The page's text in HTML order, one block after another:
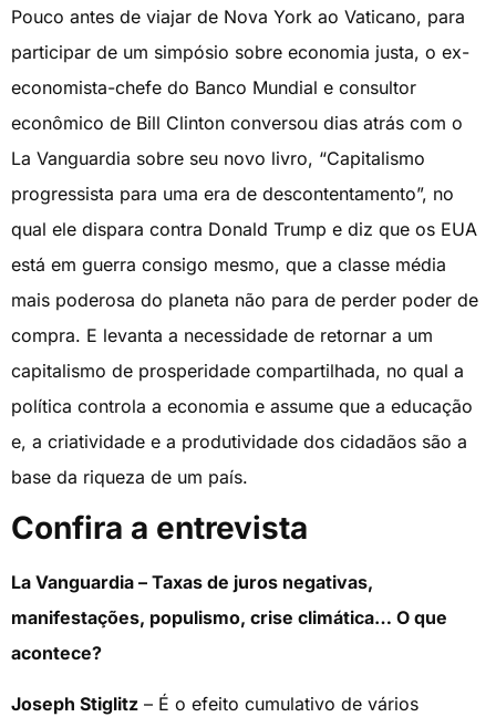
Pouco antes de viajar de Nova York ao Vaticano, para
participar de um simpósio sobre economia justa, o ex-
economista-chefe do Banco Mundial e consultor
econômico de Bill Clinton conversou dias atrás com o
La Vanguardia sobre seu novo livro, “Capitalismo
progressista para uma era de descontentamento”, no
qual ele dispara contra Donald Trump e diz que os EUA
está em guerra consigo mesmo, que a classe média
mais poderosa do planeta não para de perder poder de
compra. E levanta a necessidade de retornar a um
capitalismo de prosperidade compartilhada, no qual a
política controla a economia e assume que a educação
e, a criatividade e a produtividade dos cidadãos são a
base da riqueza de um país.
Confira a entrevista
La Vanguardia – Taxas de juros negativas,
manifestações, populismo, crise climática… O que
acontece?
Joseph Stiglitz – É o efeito cumulativo de vários